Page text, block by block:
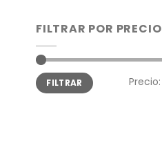
FILTRAR POR PRECIO
Precio
mínimo
Precio
máximo
FILTRAR Precio: